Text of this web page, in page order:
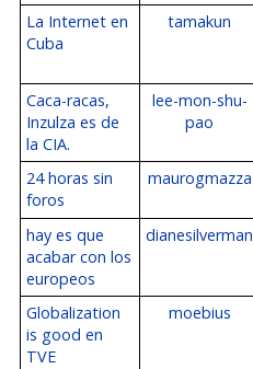
La Internet en
Cuba
tamakun
Caca-racas,
Inzulza es de
la CIA.
lee-mon-shu-
pao
24 horas sin
foros
maurogmazza
hay es que
acabar con los
europeos
dianesilverman
Globalization
is good en
TVE
moebius